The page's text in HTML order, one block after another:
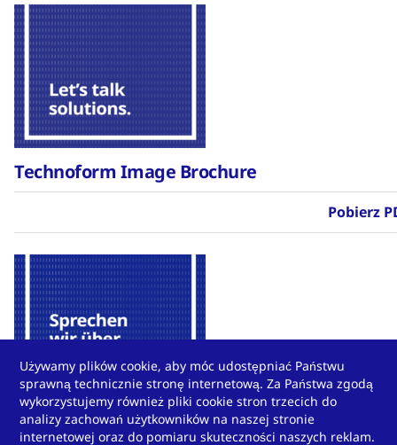
Technoform Image Brochure
Pobierz
Technoform Imagebroschüre
Używamy plików cookie, aby móc udostępniać Państwu
sprawną technicznie stronę internetową. Za Państwa zgodą
wykorzystujemy również pliki cookie stron trzecich do
analizy zachowań użytkowników na naszej stronie
internetowej oraz do pomiaru skuteczności naszych reklam.